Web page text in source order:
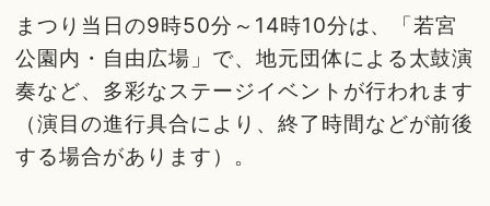
まつり当日の9時50分～14時10分は、「若宮
公園内・自由広場」で、地元団体による太鼓演
奏など、多彩なステージイベントが行われます
（演目の進行具合により、終了時間などが前後
する場合があります）。